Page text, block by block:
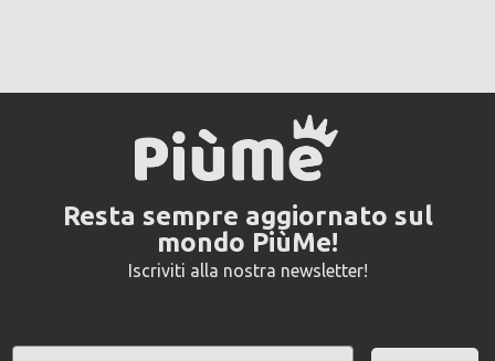
Resta sempre aggiornato sul
mondo PiùMe!
Iscriviti alla nostra newsletter!